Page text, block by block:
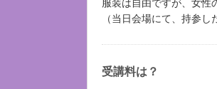
服装は自由ですが、女性
（当日会場にて、持参し
受講料は？